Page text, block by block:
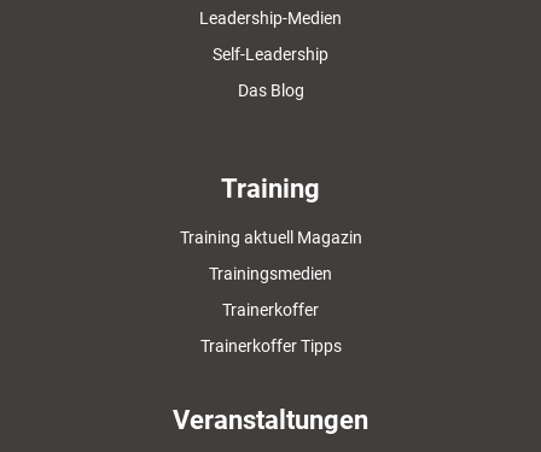
Leadership-Medien
Self-Leadership
Das Blog
Training
Training aktuell Magazin
Trainingsmedien
Trainerkoffer
Trainerkoffer Tipps
Veranstaltungen